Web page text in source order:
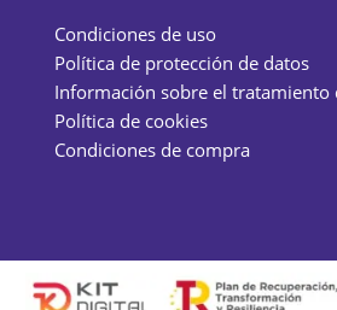
Condiciones de uso
Política de protección de datos
Información sobre el tratamiento
Política de cookies
Condiciones de compra